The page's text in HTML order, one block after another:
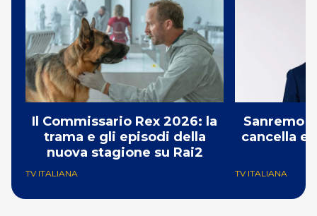
Il Commissario Rex 2026: la
trama e gli episodi della
nuova stagione su Rai2
TV ITALIANA
Sanremo
cancella e
TV ITALIANA